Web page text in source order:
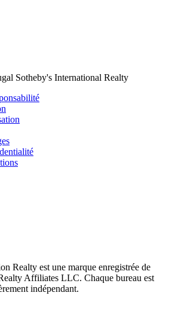
Realty est une marque enregistrée de
Affiliates LLC. Chaque bureau est
indépendant.